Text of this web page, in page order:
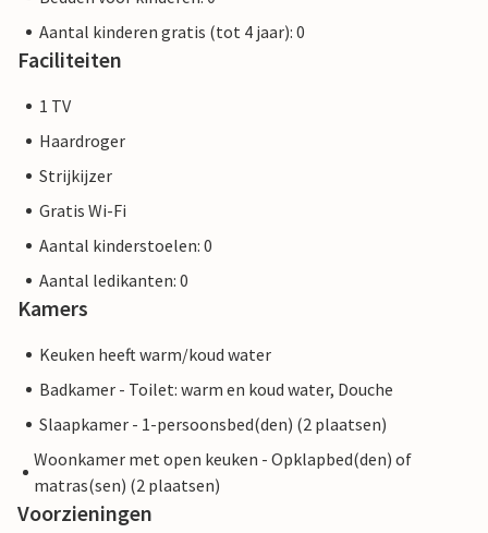
Aantal kinderen gratis (tot 4 jaar): 0
Faciliteiten
1 TV
Haardroger
Strijkijzer
Gratis Wi-Fi
Aantal kinderstoelen: 0
Aantal ledikanten: 0
Kamers
Keuken heeft warm/koud water
Badkamer - Toilet: warm en koud water, Douche
Slaapkamer - 1-persoonsbed(den) (2 plaatsen)
Woonkamer met open keuken - Opklapbed(den) of
matras(sen) (2 plaatsen)
Voorzieningen